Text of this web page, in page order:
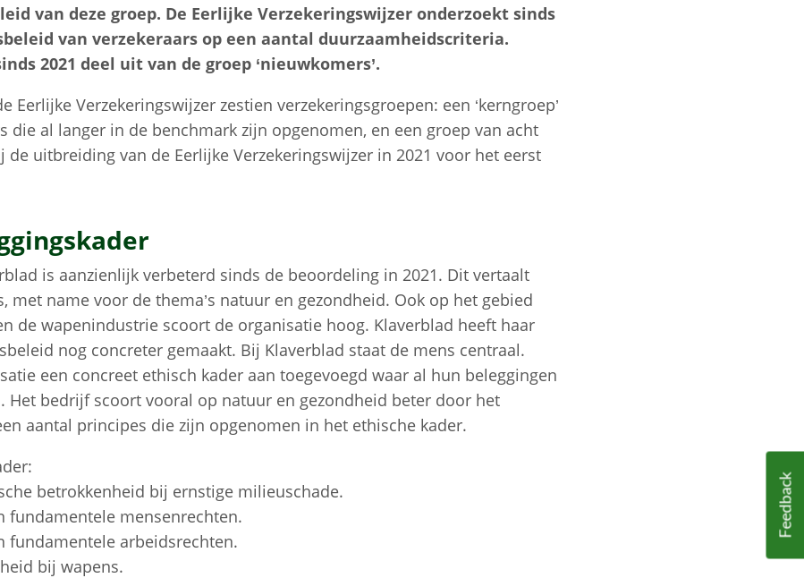
van deze groep. De Eerlijke Verzekeringswijzer onderzoekt sinds
van verzekeraars op een aantal duurzaamheidscriteria.
2021 deel uit van de groep ‘nieuwkomers’.
Eerlijke Verzekeringswijzer zestien verzekeringsgroepen: een ‘kerngroep’
die al langer in de benchmark zijn opgenomen, en een groep van acht
de uitbreiding van de Eerlijke Verzekeringswijzer in 2021 voor het eerst
is aanzienlijk verbeterd sinds de beoordeling in 2021. Dit vertaalt
met name voor de thema’s natuur en gezondheid. Ook op het gebied
de wapenindustrie scoort de organisatie hoog. Klaverblad heeft haar
nog concreter gemaakt. Bij Klaverblad staat de mens centraal.
een concreet ethisch kader aan toegevoegd waar al hun beleggingen
Het bedrijf scoort vooral op natuur en gezondheid beter door het
aantal principes die zijn opgenomen in het ethische kader.
betrokkenheid bij ernstige milieuschade.
fundamentele mensenrechten.
fundamentele arbeidsrechten.
bij wapens.
Feedback